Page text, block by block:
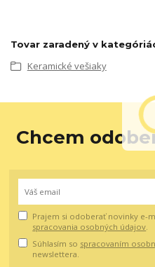
Tovar zaradený v
Keramické vešiaky
Chcem
Prajem si odoberať novinky e-
spracovania osobných údajov.
Súhlasím so spracovaním
newslettera.